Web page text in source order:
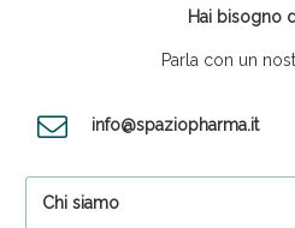
Hai bisogno
Parla con un
info@spaziopharma.it
Chi siamo